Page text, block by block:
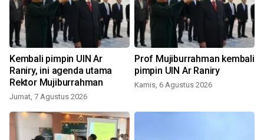
Kembali pimpin UIN Ar
Raniry, ini agenda utama
Rektor Mujiburrahman
Jumat, 7 Agustus 2026
Prof Mujiburrahman kembali
pimpin UIN Ar Raniry
Kamis, 6 Agustus 2026